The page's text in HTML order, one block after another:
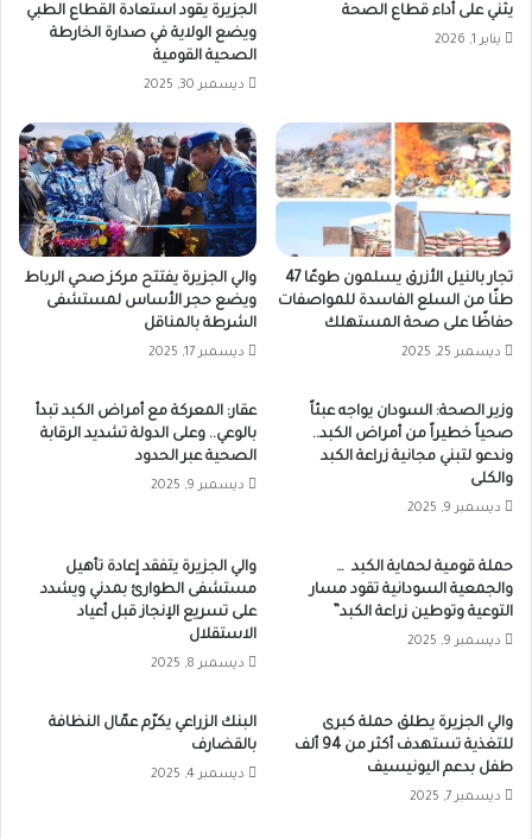
يثني على أداء قطاع الصحة
يناير 1, 2026
الجزيرة يقود استعادة القطاع الطبي
ويضع الولاية في صدارة الخارطة
الصحية القومية
ديسمبر 30, 2025
تجار بالنيل الأزرق يسلمون طوعًا 47
طنًا من السلع الفاسدة للمواصفات
حفاظًا على صحة المستهلك
ديسمبر 25, 2025
والي الجزيرة يفتتح مركز صحي الرباط
ويضع حجر الأساس لمستشفى
الشرطة بالمناقل
ديسمبر 17, 2025
وزير الصحة: السودان يواجه عبئاً
صحياً خطيراً من أمراض الكبد..
وندعو لتبني مجانية زراعة الكبد
والكلى
ديسمبر 9, 2025
عقار: المعركة مع أمراض الكبد تبدأ
بالوعي.. وعلى الدولة تشديد الرقابة
الصحية عبر الحدود
ديسمبر 9, 2025
حملة قومية لحماية الكبد …
والجمعية السودانية تقود مسار
التوعية وتوطين زراعة الكبد”
ديسمبر 9, 2025
والي الجزيرة يتفقد إعادة تأهيل
مستشفى الطوارئ بمدني ويشدد
على تسريع الإنجاز قبل أعياد
الاستقلال
ديسمبر 8, 2025
والي الجزيرة يطلق حملة كبرى
للتغذية تستهدف أكثر من 94 ألف
طفل بدعم اليونيسيف
ديسمبر 7, 2025
البنك الزراعي يكرّم عمّال النظافة
بالقضارف
ديسمبر 4, 2025